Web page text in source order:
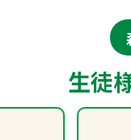
生徒